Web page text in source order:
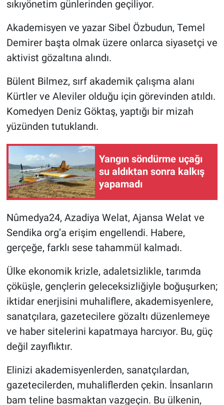
sıkıyönetim günlerinden geçiliyor.
Akademisyen ve yazar Sibel Özbudun, Temel
Demirer başta olmak üzere onlarca siyasetçi ve
aktivist gözaltına alındı.
Bülent Bilmez, sırf akademik çalışma alanı
Kürtler ve Aleviler olduğu için görevinden atıldı.
Komedyen Deniz Göktaş, yaptığı bir mizah
yüzünden tutuklandı.
Yangın söndürme uçağı
su aldıktan sonra kalkış
yapamadı
Nûmedya24, Azadiya Welat, Ajansa Welat ve
Sendika org’a erişim engellendi. Habere,
gerçeğe, farklı sese tahammül kalmadı.
Ülke ekonomik krizle, adaletsizlikle, tarımda
çöküşle, gençlerin geleceksizliğiyle boğuşurken;
iktidar enerjisini muhaliflere, akademisyenlere,
sanatçılara, gazetecilere gözaltı düzenlemeye
ve haber sitelerini kapatmaya harcıyor. Bu, güç
değil zayıflıktır.
Elinizi akademisyenlerden, sanatçılardan,
gazetecilerden, muhaliflerden çekin. İnsanların
bam teline basmaktan vazgeçin. Bu ülkenin,